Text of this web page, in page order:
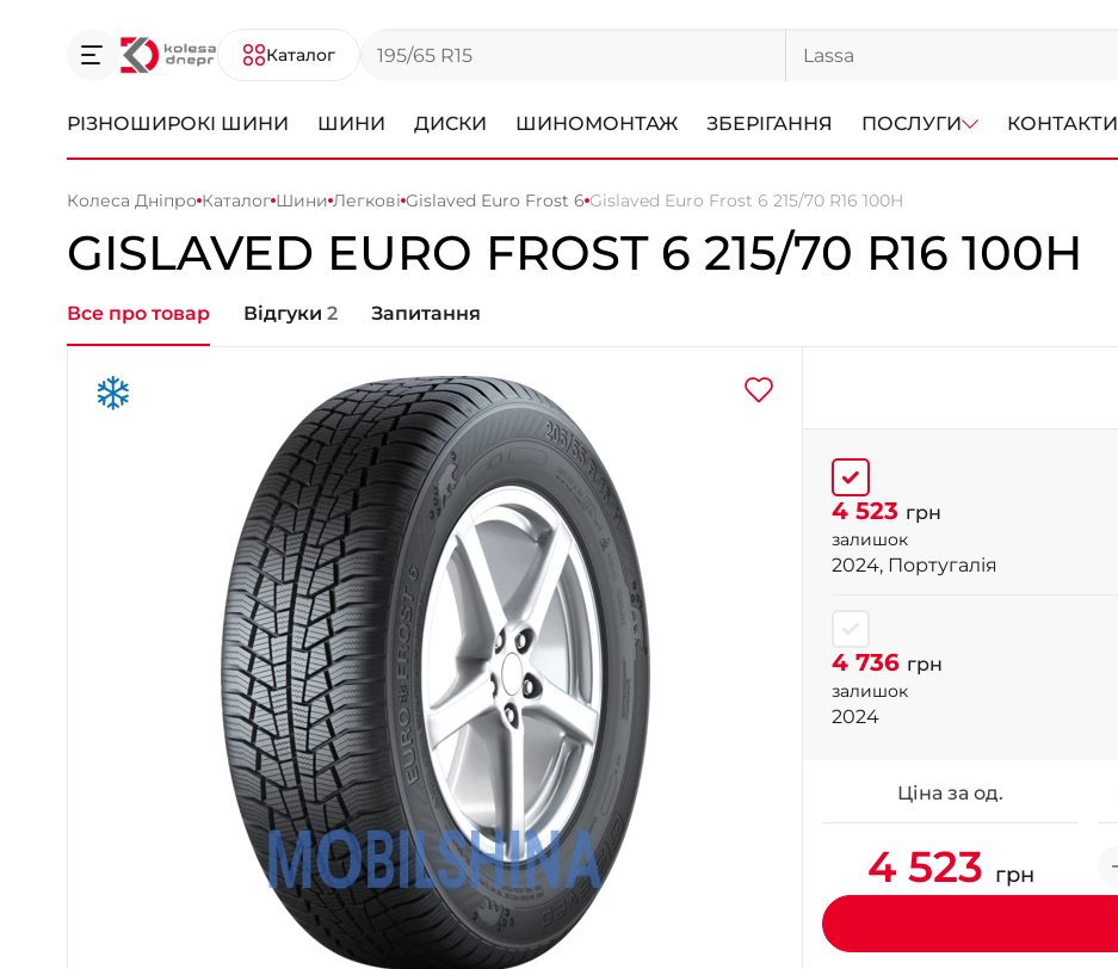
Каталог
РІЗНОШИРОКІ ШИНИ ШИНИ ДИСКИ ШИНОМОНТАЖ ЗБЕРІГАННЯ ПОСЛУГИ КОНТАКТИ
Колеса Дніпро Каталог Шини Легкові Gislaved Euro Frost 6 Gislaved Euro Frost 6 215/70 R16 100H
GISLAVED EURO FROST 6 215/70 R16 100H
Все про товар Відгуки 2 Запитання
4 523 грн
залишок
2024, Португалія
4 736 грн
залишок
2024
Ціна за од.
4 523 грн